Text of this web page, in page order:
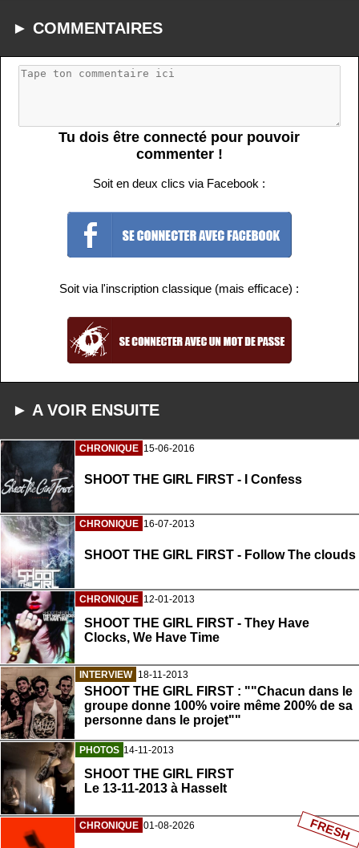
► COMMENTAIRES
Tu dois être connecté pour pouvoir
commenter !
Soit en deux clics via Facebook :
Soit via l'inscription classique (mais efficace) :
► A VOIR ENSUITE
CHRONIQUE 15-06-2016
SHOOT THE GIRL FIRST - I Confess
CHRONIQUE 16-07-2013
SHOOT THE GIRL FIRST - Follow The clouds
CHRONIQUE 12-01-2013
SHOOT THE GIRL FIRST - They Have
Clocks, We Have Time
INTERVIEW 18-11-2013
SHOOT THE GIRL FIRST : ""Chacun dans le
groupe donne 100% voire même 200% de sa
personne dans le projet""
PHOTOS 14-11-2013
SHOOT THE GIRL FIRST
Le 13-11-2013 à Hasselt
CHRONIQUE 01-08-2026 FRESH